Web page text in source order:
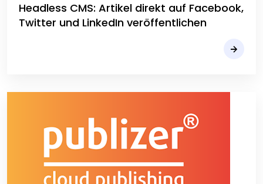
Headless CMS: Artikel direkt auf Facebook,
Twitter und LinkedIn veröffentlichen